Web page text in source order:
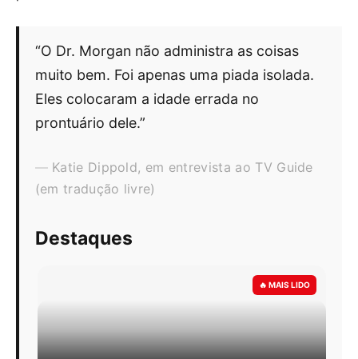
“O Dr. Morgan não administra as coisas
muito bem. Foi apenas uma piada isolada.
Eles colocaram a idade errada no
prontuário dele.”
Katie Dippold, em entrevista ao TV Guide
(em tradução livre)
Destaques